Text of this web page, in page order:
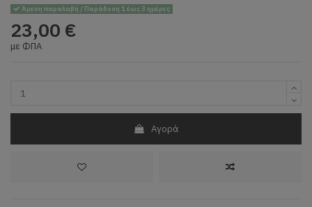
Άμεση παραλαβή / Παράδοση 1 έως 3 ημέρες
23,00 €
με ΦΠΑ
Αγορά